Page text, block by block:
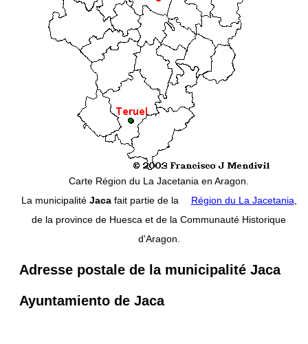
Carte Région du La Jacetania en Aragon.
La municipalité Jacafait partie de la Région du La Jacetania,
de la province de Huesca et de la Communauté Historique
d'Aragon.
Adresse postale de la municipalité Jaca
Ayuntamiento de Jaca